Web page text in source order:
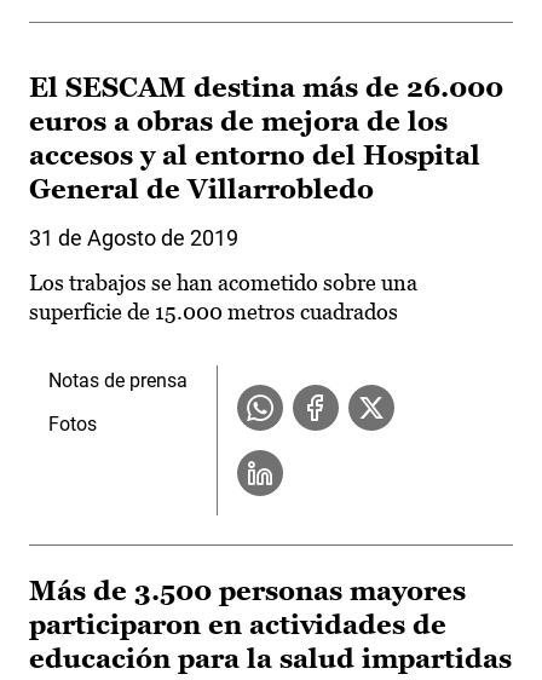
El SESCAM destina más de 26.000
euros a obras de mejora de los
accesos y al entorno del Hospital
General de Villarrobledo
31 de Agosto de 2019
Los trabajos se han acometido sobre una
superficie de 15.000 metros cuadrados
Notas de prensa
Fotos
Más de 3.500 personas mayores
participaron en actividades de
educación para la salud impartidas